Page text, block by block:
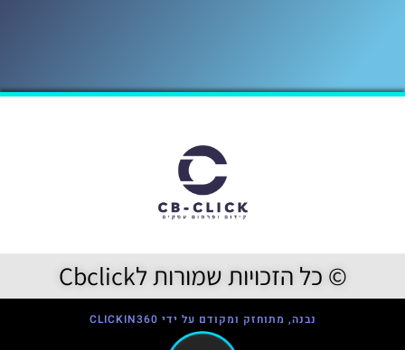
© כל הזכויות שמורות לCbclick
נבנה, מתוחזק ומקודם על ידי CLICKIN360